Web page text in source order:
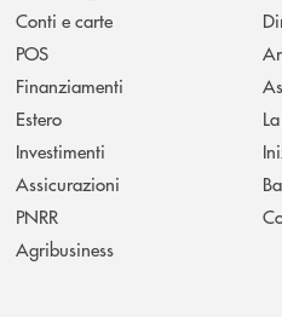
Conti e carte
POS
Finanziamenti
Estero
Investimenti
Assicurazioni
PNRR
Agribusiness